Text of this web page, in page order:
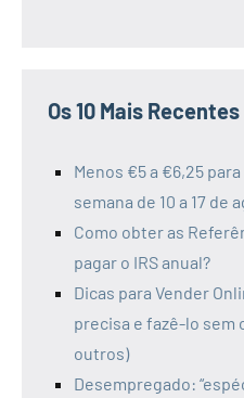
Os 10 Mais Recentes
Menos €5 a €6,25
semana de 10 a 17 de
Como obter as
pagar o IRS anual?
Dicas para Vender
precisa e fazê-lo sem
outros)
Desempregado: